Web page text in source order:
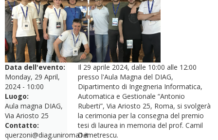
Data dell'evento:
Monday, 29 April,
2024 - 10:00
Luogo:
Aula magna DIAG,
Via Ariosto 25
Contatto:
querzoni@diag.uniroma1.it
Il 29 aprile 2024, dalle 10:00 alle 12:00
presso l'Aula Magna del DIAG,
Dipartimento di Ingegneria Informatica,
Automatica e Gestionale “Antonio
Ruberti”, Via Ariosto 25, Roma, si svolgerà
la cerimonia per la consegna del premio
tesi di laurea in memoria del prof. Camil
Demetrescu.